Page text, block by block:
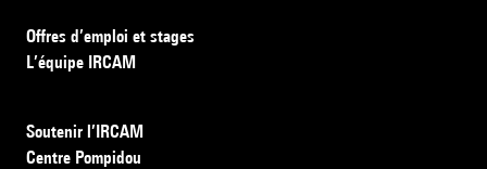
Offres d’emploi et stages
L’équipe IRCAM
Soutenir l’IRCAM
Centre Pompidou